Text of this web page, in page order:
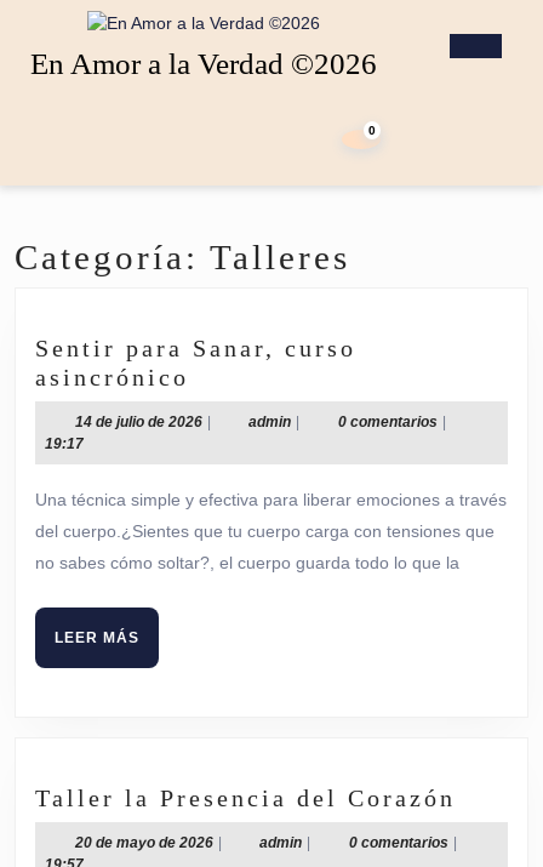
contenidoEn Amor a la Verdad ©2026
de
0
Categoría: Talleres
Sentir para Sanar, curso
asincrónico
para
Sanar,
curso
asincrónico
14 de julio de 202614
julio
2026
| adminadmin
| 0 comentarios |
19:17
Una técnica simple y efectiva para liberar emociones a través
del cuerpo.¿Sientes que tu cuerpo carga con tensiones que
no sabes cómo soltar?, el cuerpo guarda todo lo que la
LEER MÁS
MÁS
Taller la Presencia del Corazón
la
20 de mayo de 202620| adminadmin
| 0 comentarios |